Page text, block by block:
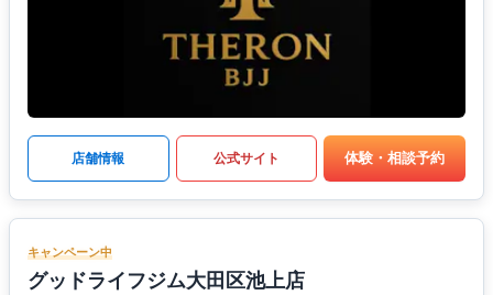
店舗情報 公式サイト 体験・相談予約
キャンペーン中
グッドライフジム大田区池上店